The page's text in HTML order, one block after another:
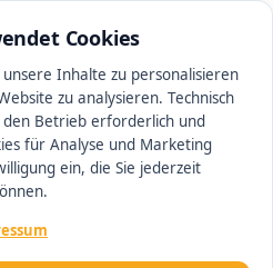
Cookies
Inhalte zu personalisieren
zu analysieren. Technisch
Betrieb erforderlich und
für Analyse und Marketing
ein, die Sie jederzeit